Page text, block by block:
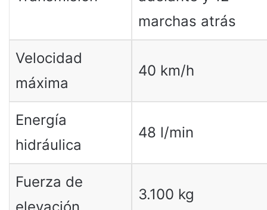
marchas atrás
Velocidad
máxima
40 km/h
Energía
hidráulica
48 l/min
Fuerza de
elevación
3.100 kg